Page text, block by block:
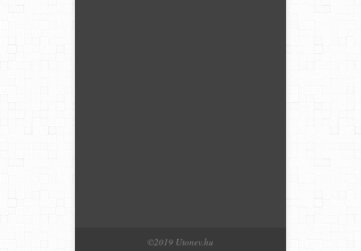
©2019 Utonev.hu